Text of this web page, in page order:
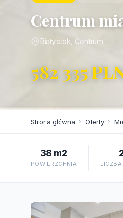
Centrum
Białystok, Centrum
582 335
Strona główna › Oferty ›
38 m2
POWIERZCHNIA
2
LICZBA